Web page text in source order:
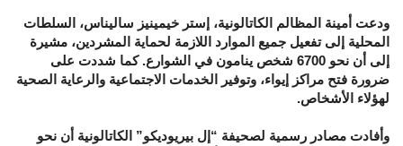
ودعت أمينة المظالم الكاتالونية، إستر خيمينيز ساليناس، السلطات
المحلية إلى تفعيل جميع الموارد اللازمة لحماية المشردين، مشيرة
إلى أن نحو 6700 شخص ينامون في الشوارع. كما شددت على
ضرورة فتح مراكز إيواء، وتوفير الخدمات الاجتماعية والرعاية الصحية
لهؤلاء الأشخاص.
وأفادت مصادر رسمية لصحيفة “إل بيريوديكو” الكاتالونية أن نحو